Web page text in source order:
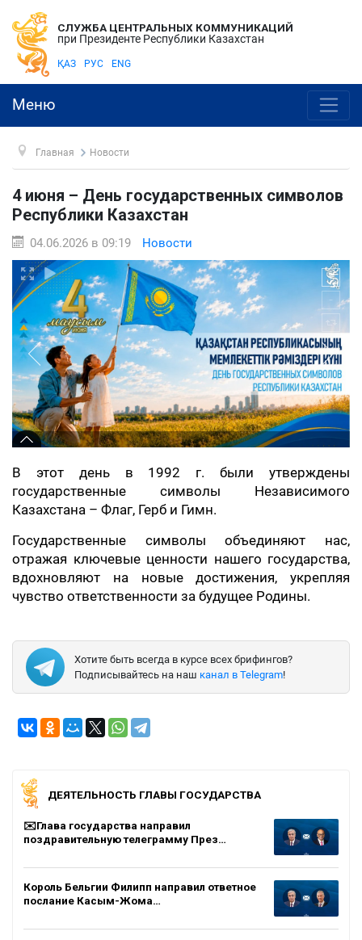
СЛУЖБА ЦЕНТРАЛЬНЫХ КОММУНИКАЦИЙ
при Президенте Республики Казахстан
ҚАЗ РУС ENG
Меню
Главная Новости
4 июня – День государственных символов
Республики Казахстан
04.06.2026 в 09:19 Новости
В этот день в 1992 г. были утверждены
государственные символы Независимого
Казахстана – Флаг, Герб и Гимн.
Государственные символы объединяют нас,
отражая ключевые ценности нашего государства,
вдохновляют на новые достижения, укрепляя
чувство ответственности за будущее Родины.
Хотите быть всегда в курсе всех брифингов?
Подписывайтесь на наш канал в Telegram!
ДЕЯТЕЛЬНОСТЬ ГЛАВЫ ГОСУДАРСТВА
✉️Глава государства направил
поздравительную телеграмму През…
Король Бельгии Филипп направил ответное
послание Касым-Жома…